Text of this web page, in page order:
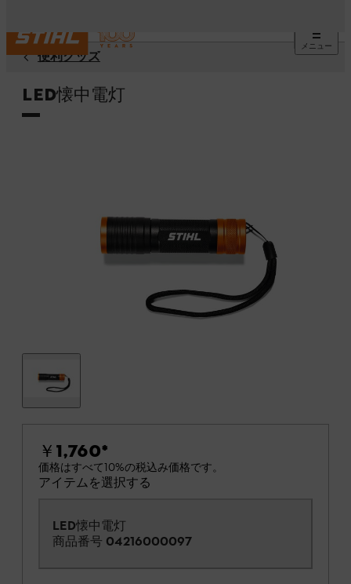
メニュー
便利グッズ
LED懐中電灯
￥1,760*
価格はすべて10%の税込み価格です。
アイテムを選択する
LED懐中電灯
商品番号 04216000097